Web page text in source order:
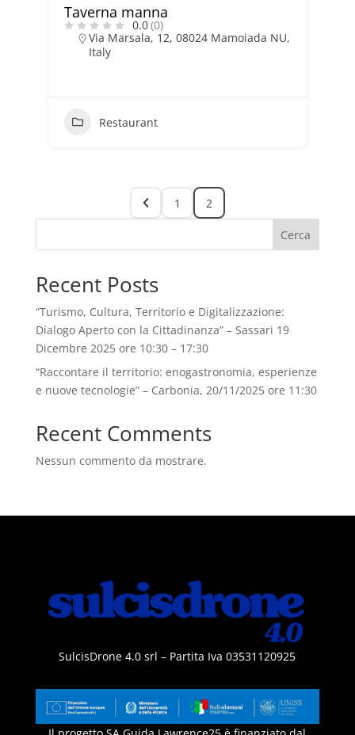
Taverna manna
0.0(0)
Via Marsala, 12, 08024 Mamoiada NU,
Italy
Restaurant
1 2
Cerca
Recent Posts
“Turismo, Cultura, Territorio e Digitalizzazione:
Dialogo Aperto con la Cittadinanza” – Sassari 19
Dicembre 2025 ore 10:30 – 17:30
“Raccontare il territorio: enogastronomia, esperienze
e nuove tecnologie” – Carbonia, 20/11/2025 ore 11:30
Recent Comments
Nessun commento da mostrare.
SulcisDrone 4.0 srl – Partita Iva 03531120925